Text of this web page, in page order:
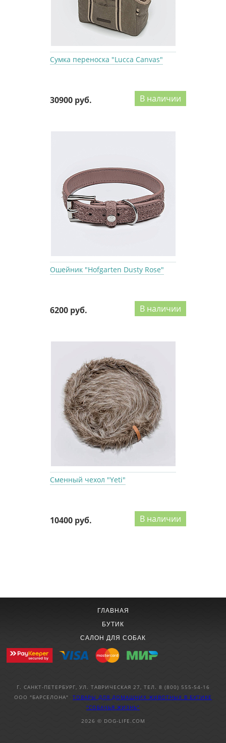
Сумка переноска "Lucca Canvas"
30900 руб. В наличии
Ошейник "Hofgarten Dusty Rose"
6200 руб. В наличии
Сменный чехол "Yeti"
10400 руб. В наличии
ГЛАВНАЯ
БУТИК
САЛОН ДЛЯ СОБАК
Г. САНКТ-ПЕТЕРБУРГ, УЛ. ТАВРИЧЕСКАЯ 27, ТЕЛ. 8 (800) 555-54-16
ООО "БАРСЕЛОНА" ТОВАРЫ ДЛЯ ДОМАШНИХ ЖИВОТНЫХ В БУТИКЕ
"СОБАЧЬЯ ЖИЗНЬ"
2026 © DOG-LIFE.COM